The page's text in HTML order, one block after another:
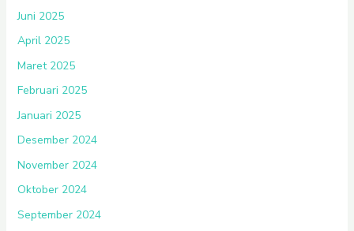
Juni 2025
April 2025
Maret 2025
Februari 2025
Januari 2025
Desember 2024
November 2024
Oktober 2024
September 2024